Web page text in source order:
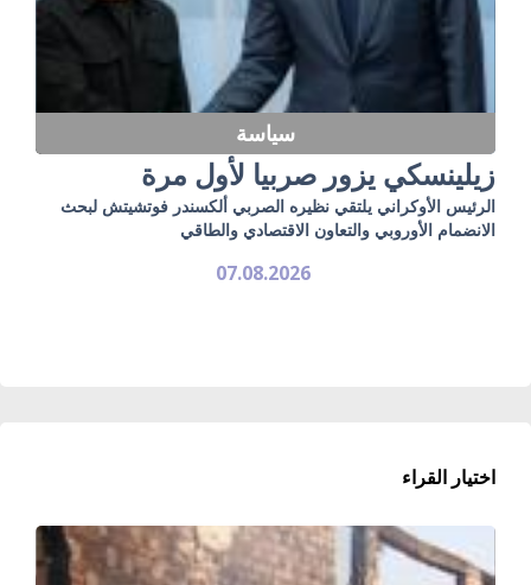
سياسة
زيلينسكي يزور صربيا لأول مرة
الرئيس الأوكراني يلتقي نظيره الصربي ألكسندر فوتشيتش لبحث
الانضمام الأوروبي والتعاون الاقتصادي والطاقي
07.08.2026
اختيار القراء